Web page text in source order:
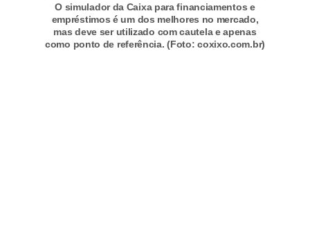
O simulador da Caixa para financiamentos e
empréstimos é um dos melhores no mercado,
mas deve ser utilizado com cautela e apenas
como ponto de referência. (Foto: coxixo.com.br)